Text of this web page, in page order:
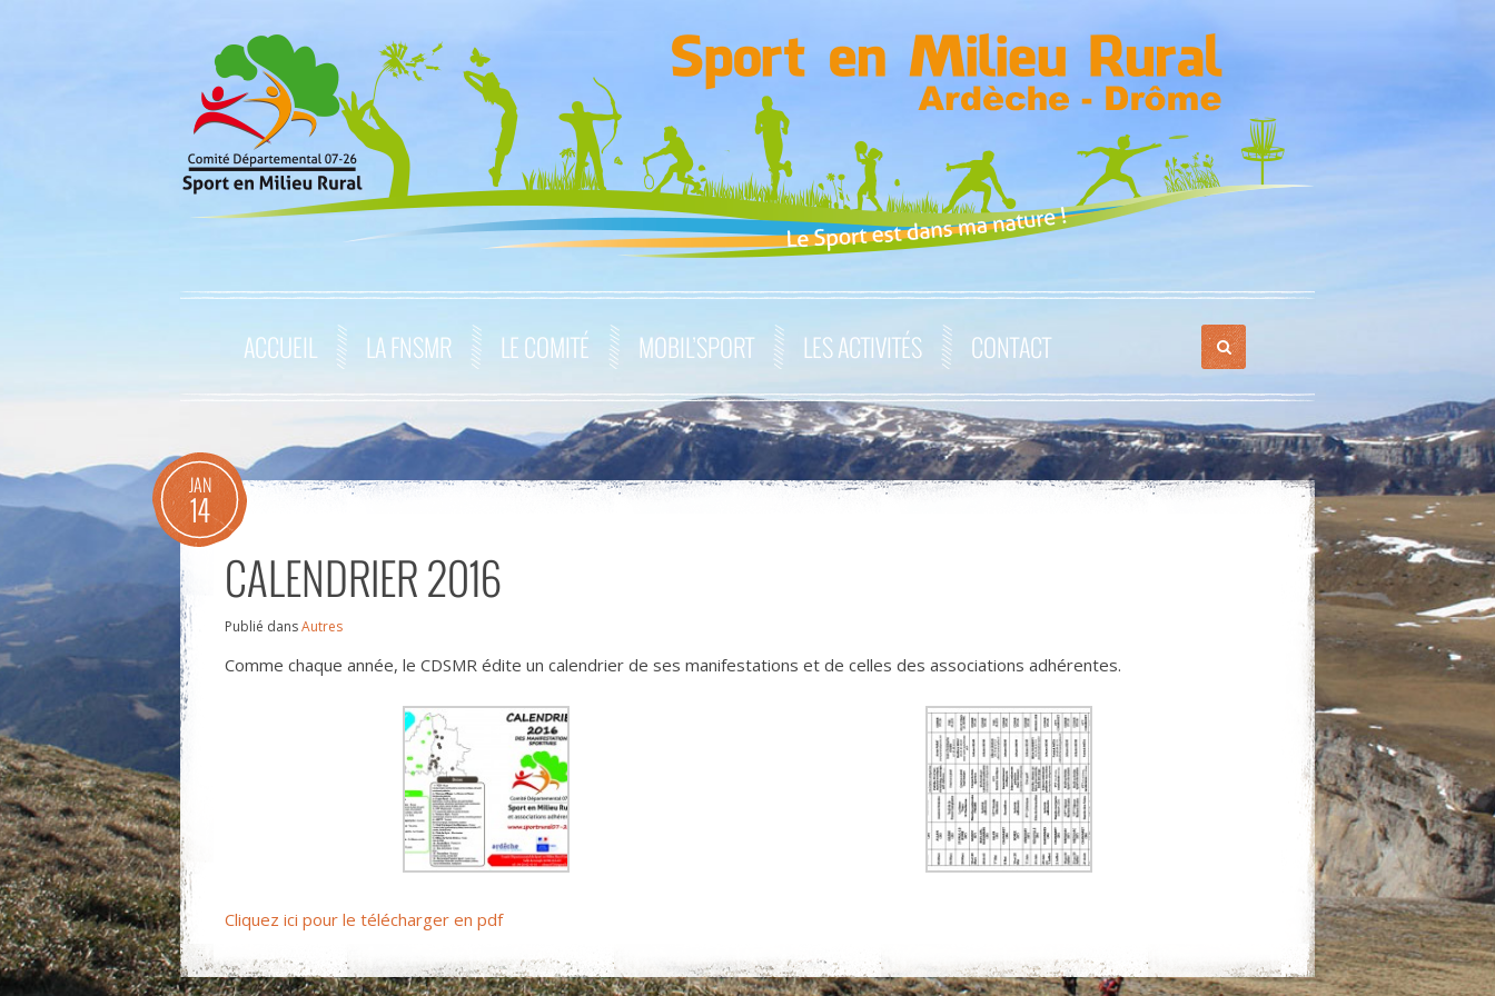
ACCUEIL LA FNSMR LE COMITÉ MOBIL’SPORT LES ACTIVITÉS CONTACT
JAN
14
CALENDRIER 2016
Publié dansAutres
Comme chaque année, le CDSMR édite un calendrier de ses manifestations et de celles des associations adhérentes.
Cliquez ici pour le télécharger en pdf